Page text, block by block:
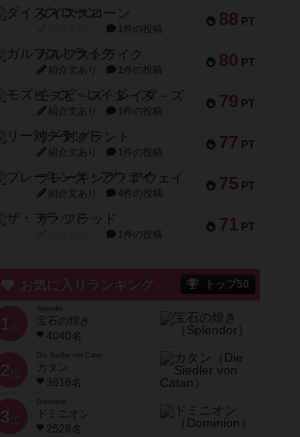
88 PT
ダイススローン
1件の投稿
80 PT
ガルフストライク
紹介文あり 1件の投稿
79 PT
モズビ－ズ・レイダ－ズ
紹介文あり 1件の投稿
77 PT
リー対グラント
紹介文あり 1件の投稿
75 PT
ブレーキング・アウェイ
紹介文あり 4件の投稿
71 PT
ザ・フラッド
1件の投稿
お気に入りランキング トップ50
1 位
宝石の煌き
4040名
2 位
Die Siedler von Catan
カタン
3616名
3 位
ドミニオン
2528名